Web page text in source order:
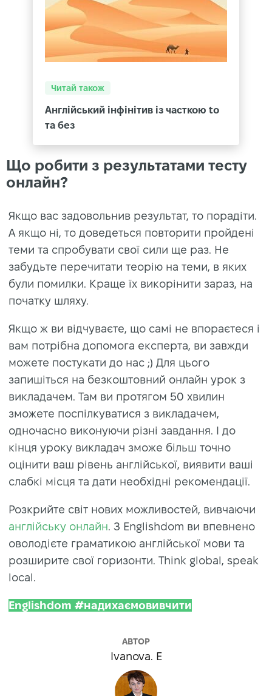
Читай також
Англійський інфінітив із часткою to
та без
Що робити з результатами тесту
онлайн?
Якщо вас задовольнив результат, то порадіти.
А якщо ні, то доведеться повторити пройдені
теми та спробувати свої сили ще раз. Не
забудьте перечитати теорію на теми, в яких
були помилки. Краще їх викорінити зараз, на
початку шляху.
Якщо ж ви відчуваєте, що самі не впораєтеся і
вам потрібна допомога експерта, ви завжди
можете постукати до нас ;) Для цього
запишіться на безкоштовний онлайн урок з
викладачем. Там ви протягом 50 хвилин
зможете поспілкуватися з викладачем,
одночасно виконуючи різні завдання. І до
кінця уроку викладач зможе більш точно
оцінити ваш рівень англійської, виявити ваші
слабкі місця та дати необхідні рекомендації.
Розкрийте світ нових можливостей, вивчаючи
англійську онлайн. З Englishdom ви впевнено
оволодієте граматикою англійської мови та
розширите свої горизонти. Think global, speak
local.
Englishdom #надихаємовивчити
АВТОР
Ivanova. E